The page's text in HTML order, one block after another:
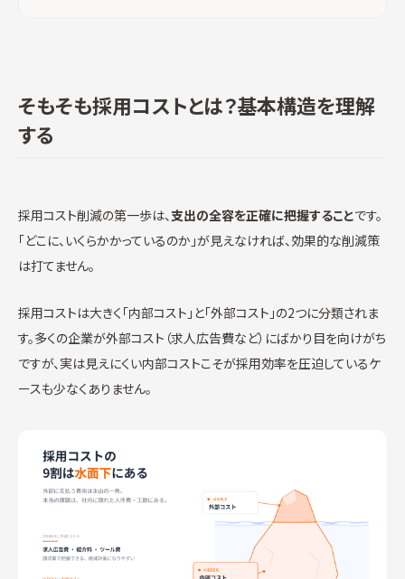
そもそも採用コストとは？基本構造を理解
する
採用コスト削減の第一歩は、支出の全容を正確に把握することです。
「どこに、いくらかかっているのか」が見えなければ、効果的な削減策
は打てません。
採用コストは大きく「内部コスト」と「外部コスト」の2つに分類されま
す。多くの企業が外部コスト（求人広告費など）にばかり目を向けがち
ですが、実は見えにくい内部コストこそが採用効率を圧迫しているケ
ースも少なくありません。